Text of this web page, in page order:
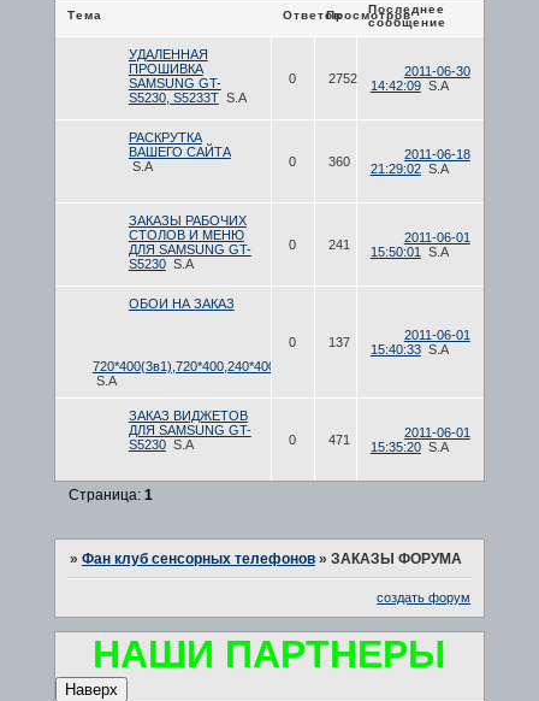
Тема ОтветовПросмотров
Последнее
сообщение
УДАЛЕННАЯ
ПРОШИВКА
SAMSUNG GT-
S5230, S5233T S.A
0 2752
2011-06-30
14:42:09 S.A
РАСКРУТКА
ВАШЕГО САЙТА
S.A
0 360
2011-06-18
21:29:02 S.A
ЗАКАЗЫ РАБОЧИХ
СТОЛОВ И МЕНЮ
ДЛЯ SAMSUNG GT-
S5230 S.A
0 241
2011-06-01
15:50:01
S.A
ОБОИ НА ЗАКАЗ
720*400(3в1),720*400,240*400
S.A
0 137
2011-06-01
15:40:33 S.A
ЗАКАЗ ВИДЖЕТОВ
ДЛЯ SAMSUNG GT-
S5230 S.A 0 471
2011-06-01
15:35:20 S.A
Страница: 1
» Фан клуб сенсорных телефонов » ЗАКАЗЫ ФОРУМА
создать форум
НАШИ ПАРТНЕРЫ
Наверх